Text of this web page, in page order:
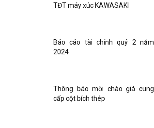
TĐT máy xúc KAWASAKI
Báo cáo tài chính quý 2 năm
2024
Thông báo mời chào giá cung
cấp cột bích thép